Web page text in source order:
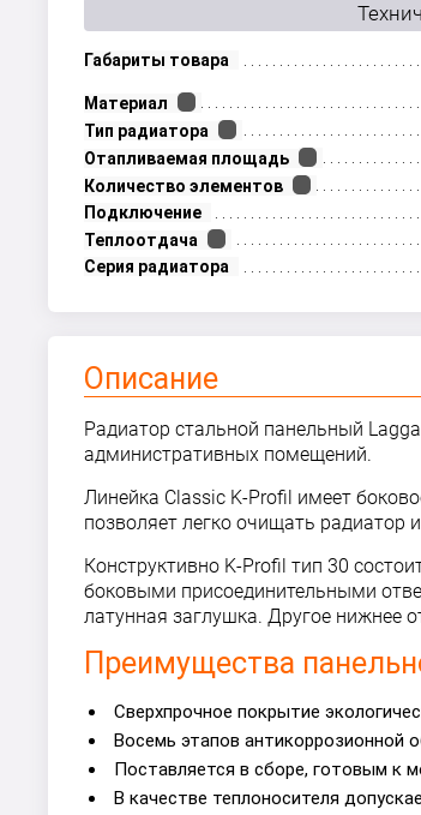
Габариты товара
Материал
Тип радиатора
Отапливаемая площадь
Количество элементов
Подключение
Теплоотдача
Серия радиатора
Описание
Радиатор стальной панельный
административных помещений.
Линейка Classic K-Profil имеет
позволяет легко очищать радиатор
Конструктивно K-Profil тип 30
боковыми присоединительными
латунная заглушка. Другое нижнее
Преимущества
Сверхпрочное покрытие
Восемь этапов антикоррозионной
Поставляется в сборе, готовым к
В качестве теплоносителя